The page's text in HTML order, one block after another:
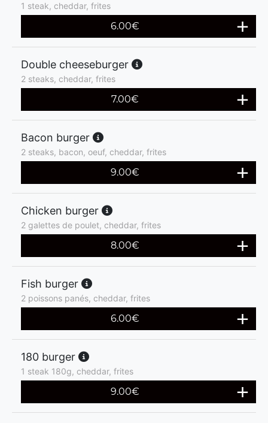
1 steak, cheddar, frites
6.00€
Double cheeseburger
2 steaks, cheddar, frites
7.00€
Bacon burger
2 steaks, bacon, oeuf, cheddar, frites
9.00€
Chicken burger
2 galettes de poulet, cheddar, frites
8.00€
Fish burger
2 poissons panés, cheddar, frites
6.00€
180 burger
1 steak 180g, cheddar, frites
9.00€